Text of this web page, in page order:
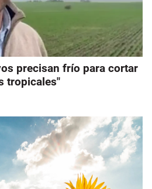
precisan frío para cortar
tropicales"